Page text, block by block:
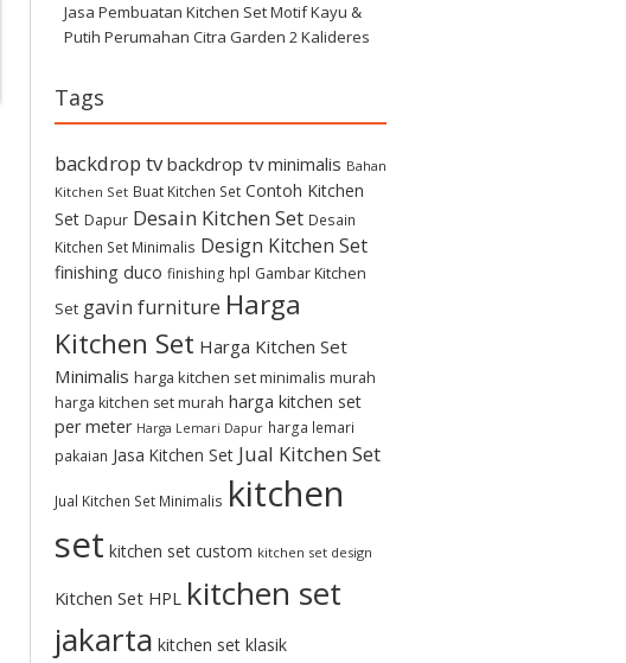
Jasa Pembuatan Kitchen Set Motif Kayu &
Putih Perumahan Citra Garden 2 Kalideres
Tags
backdrop tv backdrop tv minimalis Bahan
Kitchen Set Buat Kitchen Set Contoh Kitchen
Set Dapur Desain Kitchen Set Desain
Kitchen Set Minimalis Design Kitchen Set
finishing duco finishing hpl Gambar Kitchen
Set gavin furniture Harga
Kitchen Set Harga Kitchen Set
Minimalis harga kitchen set minimalis murah
harga kitchen set murah harga kitchen set
per meter Harga Lemari Dapur harga lemari
pakaian Jasa Kitchen Set Jual Kitchen Set
Jual Kitchen Set Minimalis kitchen
set kitchen set custom kitchen set design
Kitchen Set HPL kitchen set
jakarta kitchen set klasik